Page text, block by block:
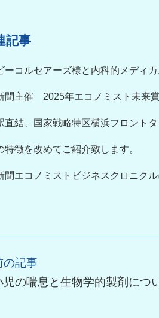
記事
ーコルセアーズ様と内科的メディ
聞主催 2025年エコノミスト未来賞
直結、国家戦略特区横浜フロント
特徴を改めてご紹介致します。
聞エコノミストビジネスクロニク
の記事
児の喘息と生物学的製剤につ